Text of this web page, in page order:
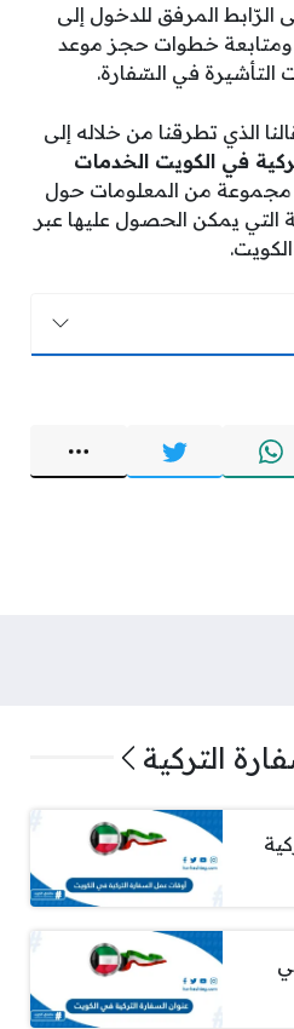
الرّابط المرفق للدخول إلى
ومتابعة خطوات حجز موعد
التأشيرة في السّفارة.
الذي تطرقنا من خلاله إلى
في الكويت الخدمات
من المعلومات حول
التي يمكن الحصول عليها عبر
التركية